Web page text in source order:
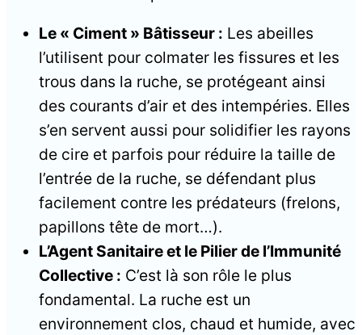
Le « Ciment » Bâtisseur : Les abeilles
l’utilisent pour colmater les fissures et les
trous dans la ruche, se protégeant ainsi
des courants d’air et des intempéries. Elles
s’en servent aussi pour solidifier les rayons
de cire et parfois pour réduire la taille de
l’entrée de la ruche, se défendant plus
facilement contre les prédateurs (frelons,
papillons tête de mort…).
L’Agent Sanitaire et le Pilier de l’Immunité
Collective : C’est là son rôle le plus
fondamental. La ruche est un
environnement clos, chaud et humide, avec